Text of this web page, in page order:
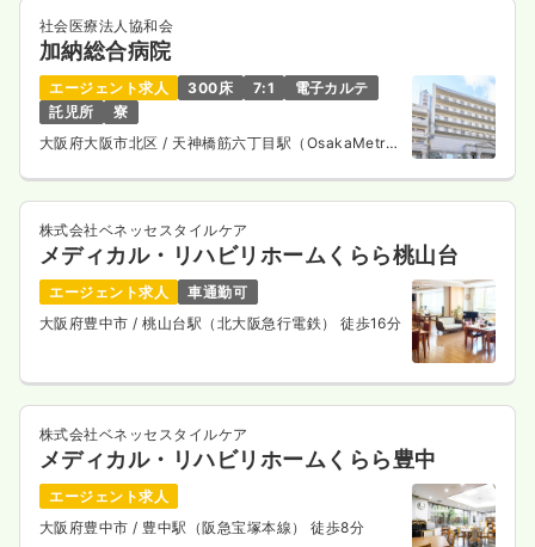
社会医療法人協和会
加納総合病院
エージェント求人 300床 7:1
電子カルテ
託児所
寮
大阪府大阪市北区/ 天神橋筋六丁目駅（OsakaMetro
株式会社ベネッセスタイルケア
メディカル・リハビリホームくらら桃山台
エージェント求人
車通勤可
大阪府豊中市 / 桃山台駅（北大阪急行電鉄） 徒歩16分
株式会社ベネッセスタイルケア
メディカル・リハビリホームくらら豊中
エージェント求人
大阪府豊中市 / 豊中駅（阪急宝塚本線） 徒歩8分